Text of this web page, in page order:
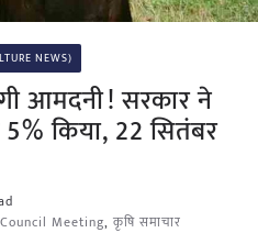
NEWS)
आमदनी! सरकार ने
किया, 22 सितंबर
Meeting, कृषि समाचार